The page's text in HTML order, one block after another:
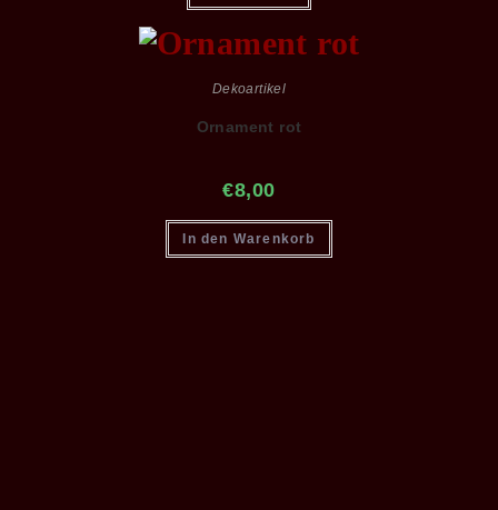
Dekoartikel
Ornament rot
€8,00
In den Warenkorb